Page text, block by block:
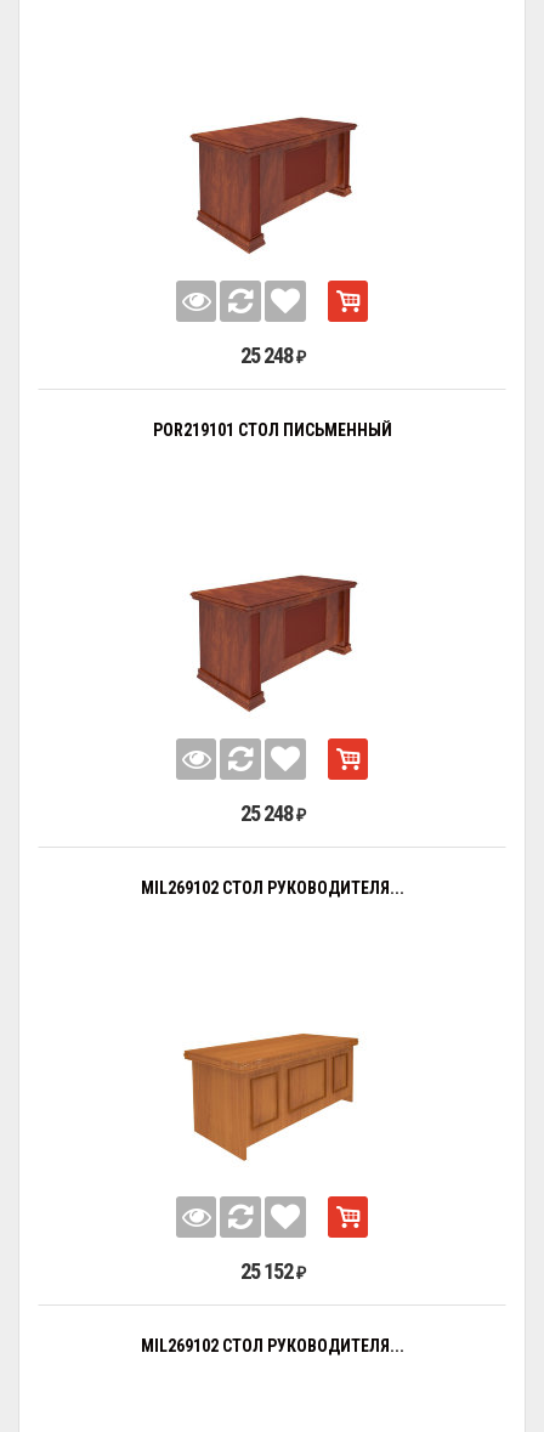
25 248 ₽
POR219101 СТОЛ ПИСЬМЕННЫЙ
25 248 ₽
MIL269102 СТОЛ РУКОВОДИТЕЛЯ...
25 152 ₽
MIL269102 СТОЛ РУКОВОДИТЕЛЯ...